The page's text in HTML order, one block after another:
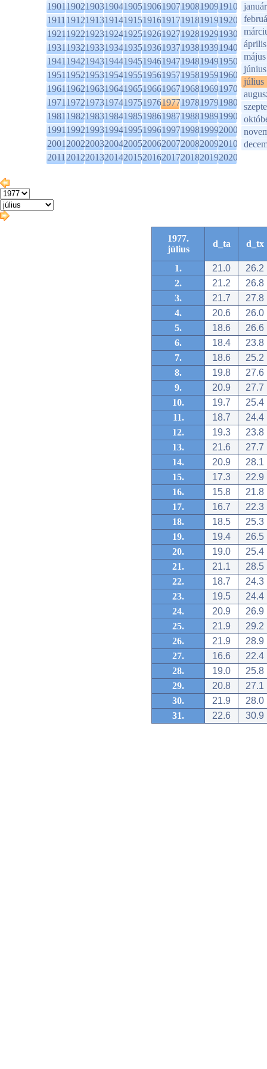
1901190219031904190519061907190819091910
1911191219131914191519161917191819191920
1921192219231924192519261927192819291930
1931193219331934193519361937193819391940
1941194219431944194519461947194819491950
1951195219531954195519561957195819591960
1961196219631964196519661967196819691970
1971197219731974197519761977197819791980
1981198219831984198519861987198819891990
1991199219931994199519961997199819992000
2001200220032004200520062007200820092010
2011201220132014201520162017201820192020
január
április
május
június
július
1977.
július
d_ta d_tx
1. 21.0
26.2
2.
21.2
26.8
3.
21.7
27.8
4.
20.6
26.0
5.
18.6
26.6
6.
18.4
23.8
7.
18.6
25.2
8.
19.8
27.6
9.
20.9
27.7
10.
19.7
25.4
11.
18.7
24.4
12.
19.3
23.8
13.
21.6
27.7
14.
20.9
28.1
15.
17.3
22.9
16.
15.8
21.8
17.
16.7
22.3
18.
18.5
25.3
19.
19.4
26.5
20.
19.0
25.4
21.
21.1
28.5
22.
18.7
24.3
23.
19.5
24.4
24.
20.9
26.9
25.
21.9
29.2
26.
21.9
28.9
27.
16.6
22.4
28.
19.0
25.8
29.
20.8
27.1
30.
21.9
28.0
31.
22.6 30.9